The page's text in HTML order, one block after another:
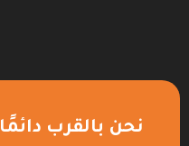
نحن بالقرب دائمًا